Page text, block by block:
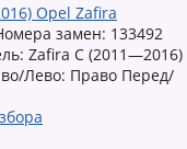
Opel Zafira
замен: 133492
Zafira C (2011—2016)
Лево: Право Перед/